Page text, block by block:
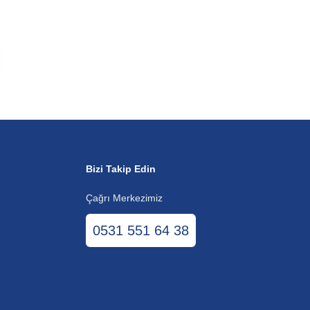
Bizi Takip Edin
Çağrı Merkezimiz
0531 551 64 38